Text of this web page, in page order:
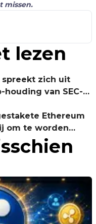
missen.
lezen
spreekt zich uit
van SEC-
Ethereum
om te worden